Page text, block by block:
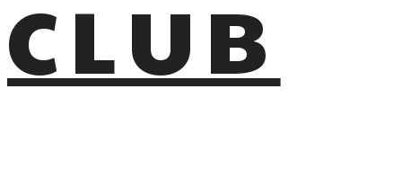
CLUB